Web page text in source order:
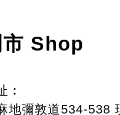
市 Shop
︰
地彌敦道534-538